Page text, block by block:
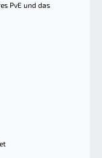
PvE und das